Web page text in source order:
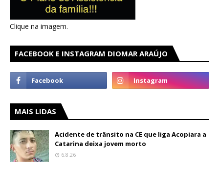
Clique na imagem.
FACEBOOK E INSTAGRAM DIOMAR ARAÚJO
MAIS LIDAS
Acidente de trânsito na CE que liga Acopiara a
Catarina deixa jovem morto
6.8.26